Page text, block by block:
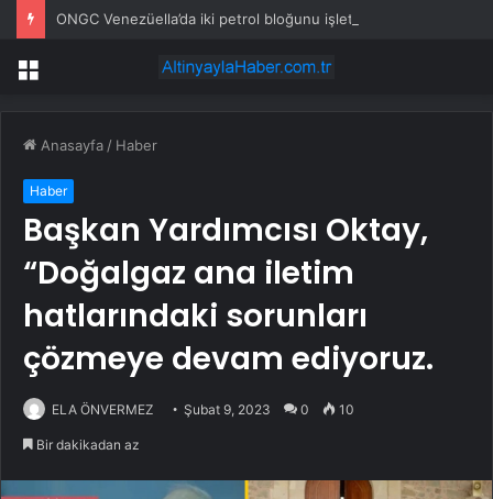
Menü
Anasayfa / Haber
Haber
Başkan Yardımcısı Oktay,
“Doğalgaz ana iletim
hatlarındaki sorunları
çözmeye devam ediyoruz.
ELA ÖNVERMEZ Şubat 9, 2023 0 10
Bir dakikadan az